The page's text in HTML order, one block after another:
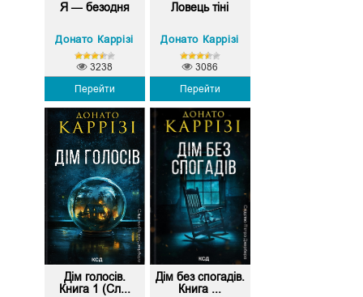
Я — безодня
Донато Каррізі
Перейти
3238
Ловець тіні
Донато Каррізі
Перейти
3086
Дім голосів.
Книга 1 (Сл...
Дім без спогадів.
Книга ...